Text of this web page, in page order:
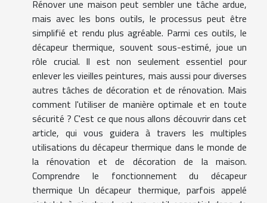
Rénover une maison peut sembler une tâche ardue,
mais avec les bons outils, le processus peut être
simplifié et rendu plus agréable. Parmi ces outils, le
décapeur thermique, souvent sous-estimé, joue un
rôle crucial. Il est non seulement essentiel pour
enlever les vieilles peintures, mais aussi pour diverses
autres tâches de décoration et de rénovation. Mais
comment l'utiliser de manière optimale et en toute
sécurité ? C'est ce que nous allons découvrir dans cet
article, qui vous guidera à travers les multiples
utilisations du décapeur thermique dans le monde de
la rénovation et de décoration de la maison.
Comprendre le fonctionnement du décapeur
thermique Un décapeur thermique, parfois appelé